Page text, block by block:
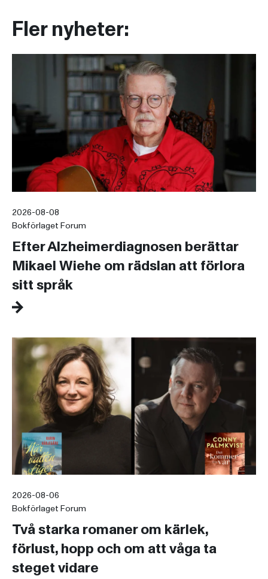
Fler nyheter:
2026-08-08
Bokförlaget Forum
Efter Alzheimerdiagnosen berättar
Mikael Wiehe om rädslan att förlora
sitt språk
2026-08-06
Bokförlaget Forum
Två starka romaner om kärlek,
förlust, hopp och om att våga ta
steget vidare